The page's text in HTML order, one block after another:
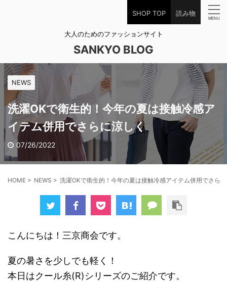
SHOP TOP 読み物
大人のためのファッションサイト
SANKYO BLOG
NEWS
洗濯OKで衛生的！今年の夏は接触冷感ア
イテム併用でさらに涼しく
07/26/2022
HOME > NEWS > 洗濯OKで衛生的！今年の夏は接触冷感アイテム併用でさら
こんにちは！三京商会です。
夏の暑さを少しでも軽く！
本日はクール糸(R)シリーズのご紹介です。